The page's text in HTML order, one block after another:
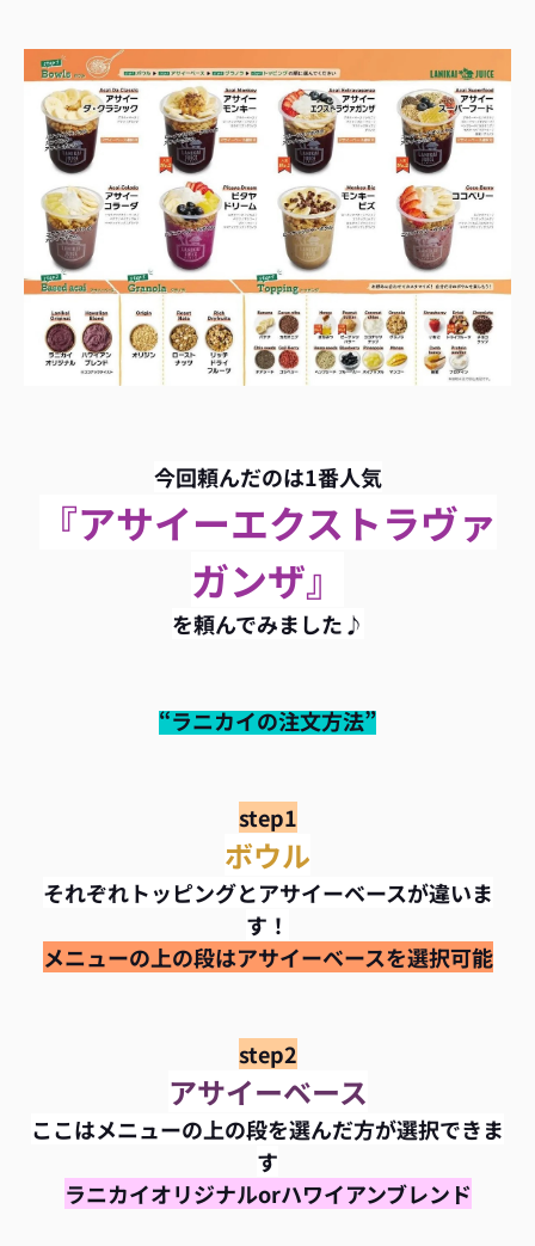
今回頼んだのは1番人気
『アサイーエクストラヴァ
ガンザ』
を頼んでみました♪
“ラニカイの注文方法”
step1
ボウル
それぞれトッピングとアサイーベースが違いま
す！
メニューの上の段はアサイーベースを選択可能
step2
アサイーベース
ここはメニューの上の段を選んだ方が選択できま
す
ラニカイオリジナルorハワイアンブレンド